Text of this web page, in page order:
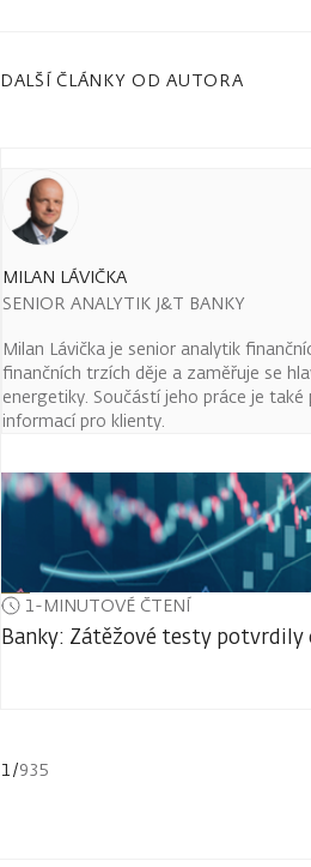
DALŠÍ ČLÁNKY OD AUTORA
MILAN LÁVIČKA
SENIOR ANALYTIK J&T BANKY
Milan Lávička je senior analytik
finančních trzích děje a zaměřuje se
energetiky. Součástí jeho práce je také
informací pro klienty.
1-MINUTOVÉ ČTENÍ
Banky: Zátěžové testy
1/935